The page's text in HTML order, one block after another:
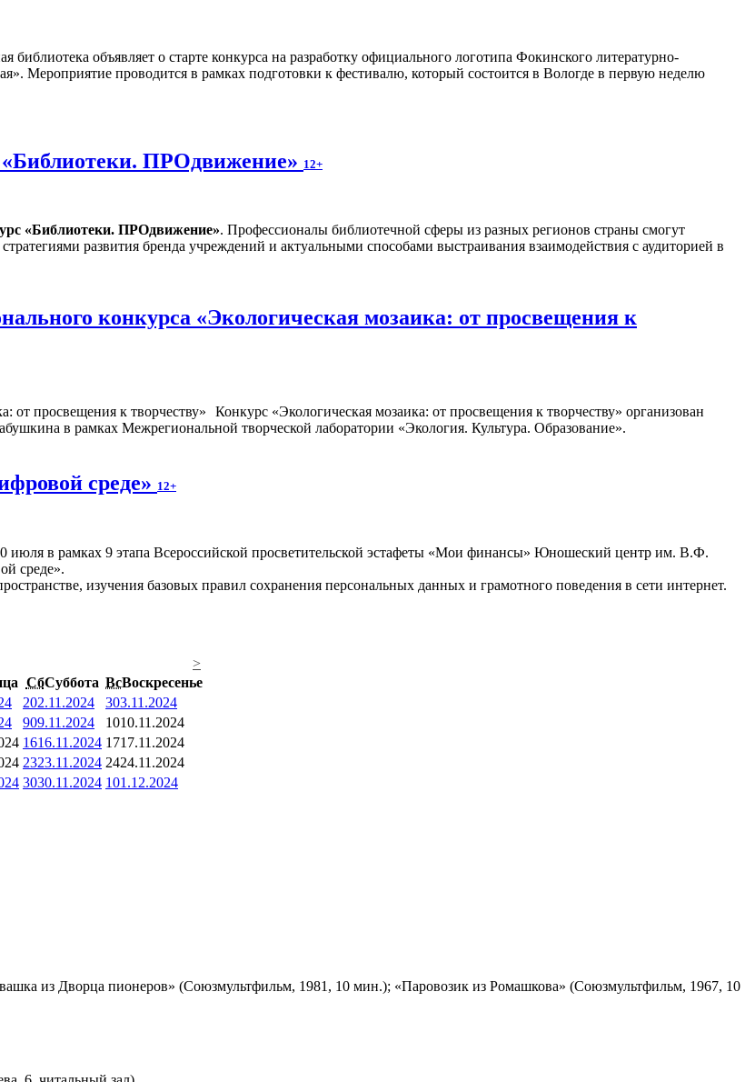
библиотека объявляет о старте конкурса на разработку официального логотипа Фокинского литературно-
Мероприятие проводится в рамках подготовки к фестивалю, который состоится в Вологде в первую неделю
ПРОдвижение» 12+
«Библиотеки. ПРОдвижение». Профессионалы библиотечной сферы из разных регионов страны смогут
развития бренда учреждений и актуальными способами выстраивания взаимодействия с аудиторией в
конкурса «Экологическая мозаика: от просвещения к
Конкурс «Экологическая мозаика: от просвещения к творчеству» организован
в рамках Межрегиональной творческой лаборатории «Экология. Культура. Образование».
среде» 12+
июля в рамках 9 этапа Всероссийской просветительской эстафеты «Мои финансы» Юношеский центр им. В.Ф.
среде».
изучения базовых правил сохранения персональных данных и грамотного поведения в сети интернет.
>
СбСуббота ВсВоскресенье
202.11.2024 303.11.2024
909.11.2024 1010.11.2024
1616.11.2024 1717.11.2024
2323.11.2024 2424.11.2024
3030.11.2024 101.12.2024
из Дворца пионеров» (Союзмультфильм, 1981, 10 мин.); «Паровозик из Ромашкова» (Союзмультфильм, 1967, 10